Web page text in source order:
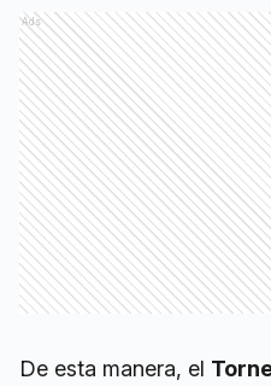
Ads
De esta manera, el